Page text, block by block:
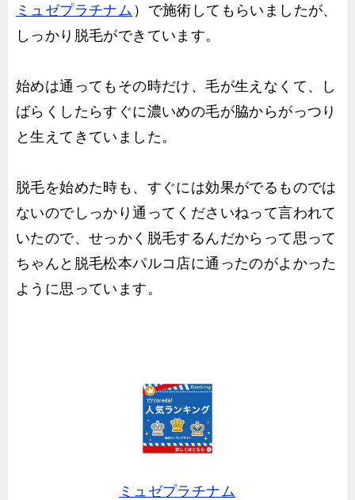
ミュゼプラチナム ）で施術してもらいましたが、
しっかり脱毛ができています。
始めは通ってもその時だけ、毛が生えなくて、し
ばらくしたらすぐに濃いめの毛が脇からがっつり
と生えてきていました。
脱毛を始めた時も、すぐには効果がでるものでは
ないのでしっかり通ってくださいねって言われて
いたので、せっかく脱毛するんだからって思って
ちゃんと脱毛松本パルコ店に通ったのがよかった
ように思っています。
ミュゼプラチナム